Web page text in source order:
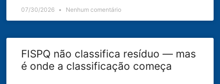
07/30/2026 Nenhum comentário
FISPQ não classifica resíduo — mas
é onde a classificação começa